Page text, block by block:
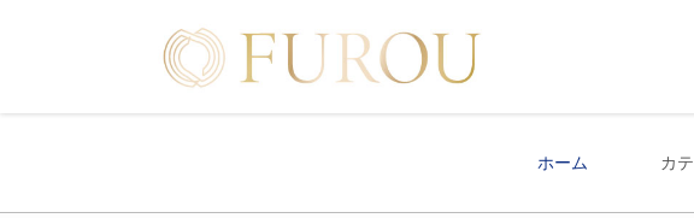
ホーム カ